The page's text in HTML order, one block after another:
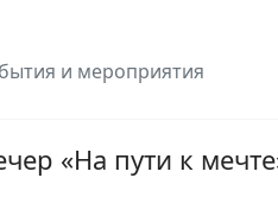
и мероприятия
«На пути к